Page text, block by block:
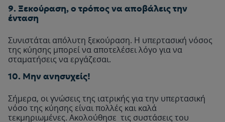
9. Ξεκούραση, ο τρόπος να αποβάλεις την
ένταση
Συνιστάται απόλυτη ξεκούραση. Η υπερτασική νόσος
της κύησης μπορεί να αποτελέσει λόγο για να
σταματήσεις να εργάζεσαι.
10. Μην ανησυχείς!
Σήμερα, οι γνώσεις της ιατρικής για την υπερτασική
νόσο της κύησης είναι πολλές και καλά
τεκμηριωμένες. Ακολούθησε τις συστάσεις του